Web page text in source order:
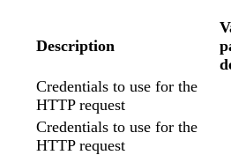
Description
Credentials to use for the
HTTP request
Credentials to use for the
HTTP request